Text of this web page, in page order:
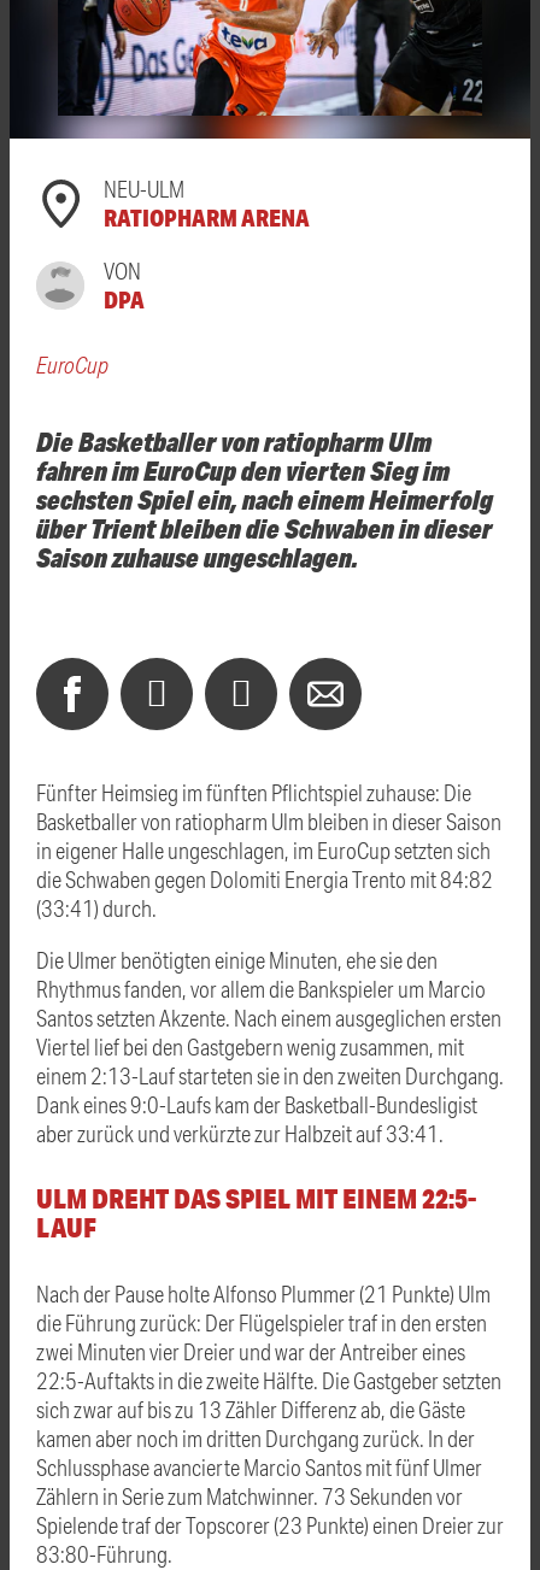
NEU-ULM
RATIOPHARM ARENA
VON
DPA
EuroCup
Die Basketballer von ratiopharm Ulm
fahren im EuroCup den vierten Sieg im
sechsten Spiel ein, nach einem Heimerfolg
über Trient bleiben die Schwaben in dieser
Saison zuhause ungeschlagen.
Fünfter Heimsieg im fünften Pflichtspiel zuhause: Die
Basketballer von ratiopharm Ulm bleiben in dieser Saison
in eigener Halle ungeschlagen, im EuroCup setzten sich
die Schwaben gegen Dolomiti Energia Trento mit 84:82
(33:41) durch.
Die Ulmer benötigten einige Minuten, ehe sie den
Rhythmus fanden, vor allem die Bankspieler um Marcio
Santos setzten Akzente. Nach einem ausgeglichen ersten
Viertel lief bei den Gastgebern wenig zusammen, mit
einem 2:13-Lauf starteten sie in den zweiten Durchgang.
Dank eines 9:0-Laufs kam der Basketball-Bundesligist
aber zurück und verkürzte zur Halbzeit auf 33:41.
ULM DREHT DAS SPIEL MIT EINEM 22:5-
LAUF
Nach der Pause holte Alfonso Plummer (21 Punkte) Ulm
die Führung zurück: Der Flügelspieler traf in den ersten
zwei Minuten vier Dreier und war der Antreiber eines
22:5-Auftakts in die zweite Hälfte. Die Gastgeber setzten
sich zwar auf bis zu 13 Zähler Differenz ab, die Gäste
kamen aber noch im dritten Durchgang zurück. In der
Schlussphase avancierte Marcio Santos mit fünf Ulmer
Zählern in Serie zum Matchwinner. 73 Sekunden vor
Spielende traf der Topscorer (23 Punkte) einen Dreier zur
83:80-Führung.